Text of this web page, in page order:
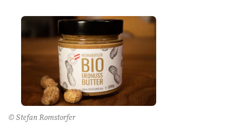
© Stefan Romstorfer